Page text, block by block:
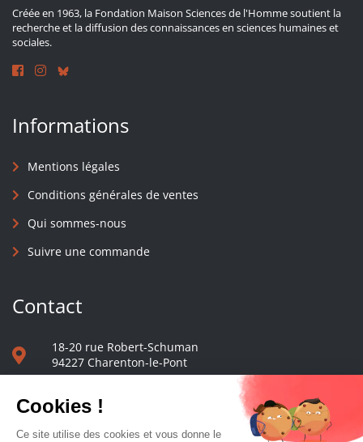
Créée en 1963, la Fondation Maison Sciences de l'Homme soutient la
recherche et la diffusion des connaissances en sciences humaines et
sociales.
Informations
Mentions légales
Conditions générales de ventes
Qui sommes-nous
Suivre une commande
Contact
18-20 rue Robert-Schuman
94227 Charenton-le-Pont